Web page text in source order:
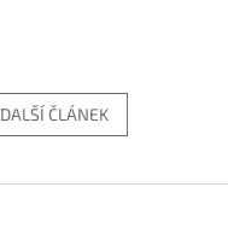
DALŠÍ ČLÁNEK